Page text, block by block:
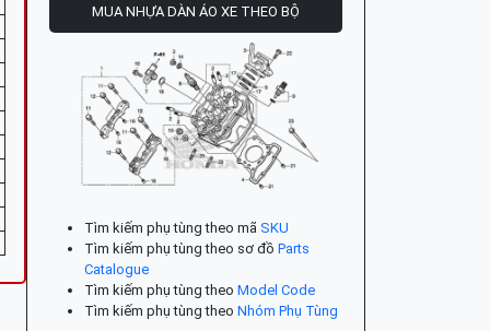
MUA NHỰA DÀN ÁO XE THEO BỘ
Tìm kiếm phụ tùng theo mã SKU
Tìm kiếm phụ tùng theo sơ đồ Parts
Catalogue
Tìm kiếm phụ tùng theo Model Code
Tìm kiếm phụ tùng theo Nhóm Phụ Tùng